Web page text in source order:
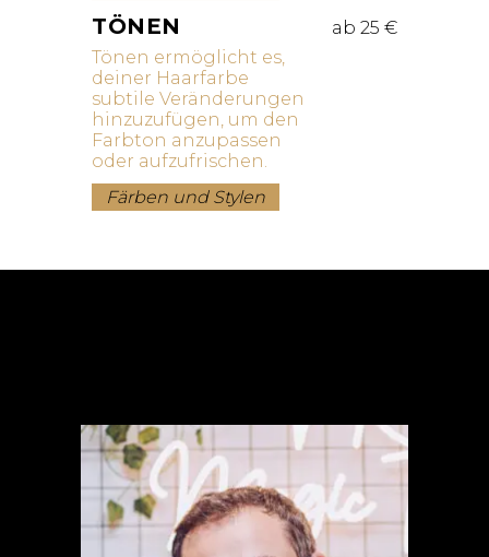
TÖNEN
ab 25 €
Tönen ermöglicht es,
deiner Haarfarbe
subtile Veränderungen
hinzuzufügen, um den
Farbton anzupassen
oder aufzufrischen.
Färben und Stylen